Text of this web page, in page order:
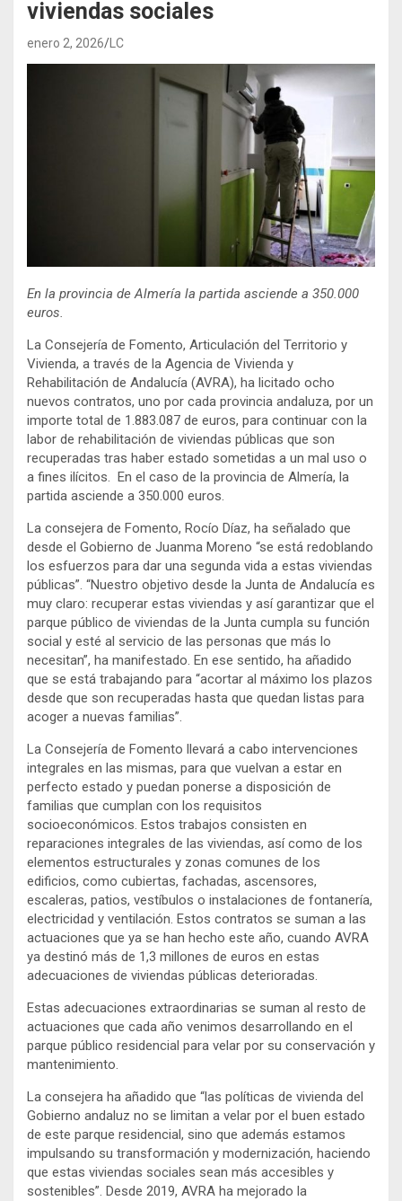
viviendas sociales
enero 2, 2026 LC
En la provincia de Almería la partida asciende a 350.000
euros.
La Consejería de Fomento, Articulación del Territorio y
Vivienda, a través de la Agencia de Vivienda y
Rehabilitación de Andalucía (AVRA), ha licitado ocho
nuevos contratos, uno por cada provincia andaluza, por un
importe total de 1.883.087 de euros, para continuar con la
labor de rehabilitación de viviendas públicas que son
recuperadas tras haber estado sometidas a un mal uso o
a fines ilícitos. En el caso de la provincia de Almería, la
partida asciende a 350.000 euros.
La consejera de Fomento, Rocío Díaz, ha señalado que
desde el Gobierno de Juanma Moreno “se está redoblando
los esfuerzos para dar una segunda vida a estas viviendas
públicas”. “Nuestro objetivo desde la Junta de Andalucía es
muy claro: recuperar estas viviendas y así garantizar que el
parque público de viviendas de la Junta cumpla su función
social y esté al servicio de las personas que más lo
necesitan”, ha manifestado. En ese sentido, ha añadido
que se está trabajando para “acortar al máximo los plazos
desde que son recuperadas hasta que quedan listas para
acoger a nuevas familias”.
La Consejería de Fomento llevará a cabo intervenciones
integrales en las mismas, para que vuelvan a estar en
perfecto estado y puedan ponerse a disposición de
familias que cumplan con los requisitos
socioeconómicos. Estos trabajos consisten en
reparaciones integrales de las viviendas, así como de los
elementos estructurales y zonas comunes de los
edificios, como cubiertas, fachadas, ascensores,
escaleras, patios, vestíbulos o instalaciones de fontanería,
electricidad y ventilación. Estos contratos se suman a las
actuaciones que ya se han hecho este año, cuando AVRA
ya destinó más de 1,3 millones de euros en estas
adecuaciones de viviendas públicas deterioradas.
Estas adecuaciones extraordinarias se suman al resto de
actuaciones que cada año venimos desarrollando en el
parque público residencial para velar por su conservación y
mantenimiento.
La consejera ha añadido que “las políticas de vivienda del
Gobierno andaluz no se limitan a velar por el buen estado
de este parque residencial, sino que además estamos
impulsando su transformación y modernización, haciendo
que estas viviendas sociales sean más accesibles y
sostenibles”. Desde 2019, AVRA ha mejorado la